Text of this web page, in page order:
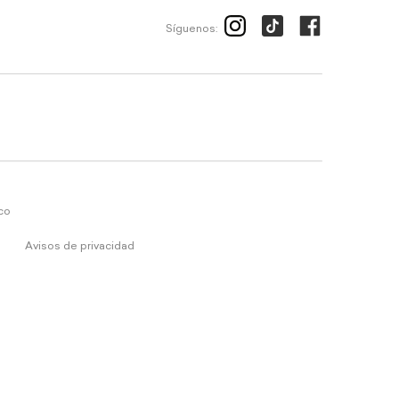
Síguenos:
Avisos de privacidad